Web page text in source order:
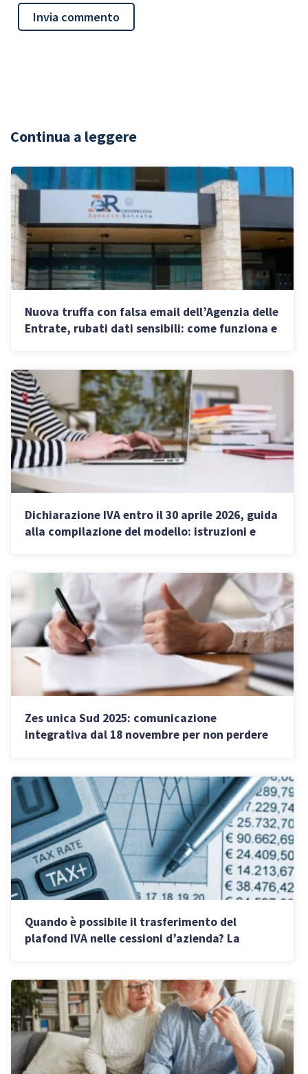
Continua a leggere
Nuova truffa con falsa email dell’Agenzia delle
Entrate, rubati dati sensibili: come funziona e
Dichiarazione IVA entro il 30 aprile 2026, guida
alla compilazione del modello: istruzioni e
Zes unica Sud 2025: comunicazione
integrativa dal 18 novembre per non perdere
Quando è possibile il trasferimento del
plafond IVA nelle cessioni d’azienda? La